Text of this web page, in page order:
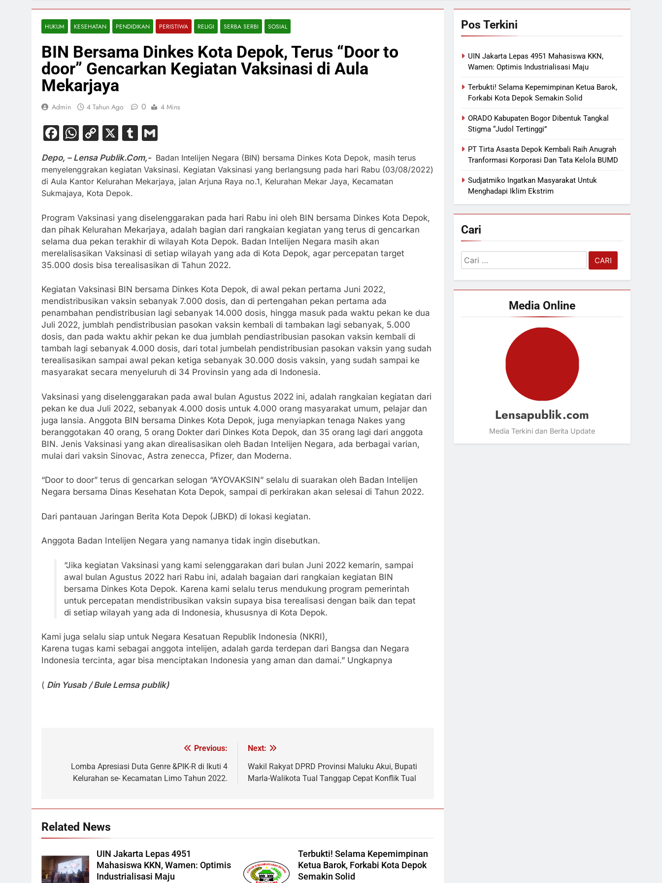
HUKUM KESEHATAN PENDIDIKAN PERISTIWA RELIGI SERBA SERBI SOSIAL
BIN Bersama Dinkes Kota Depok, Terus “Door to
door” Gencarkan Kegiatan Vaksinasi di Aula
Mekarjaya
Admin 4 Tahun Ago 0 4 Mins
Facebook
WhatsApp
Copy
X Tumblr
Depo, – Lensa Publik.Com,- Badan Intelijen Negara (BIN) bersama Dinkes Kota Depok, masih terus
menyelenggrakan kegiatan Vaksinasi. Kegiatan Vaksinasi yang berlangsung pada hari Rabu (03/08/2022)
di Aula Kantor Kelurahan Mekarjaya, jalan Arjuna Raya no.1, Kelurahan Mekar Jaya, Kecamatan
Sukmajaya, Kota Depok.
Program Vaksinasi yang diselenggarakan pada hari Rabu ini oleh BIN bersama Dinkes Kota Depok,
dan pihak Kelurahan Mekarjaya, adalah bagian dari rangkaian kegiatan yang terus di gencarkan
selama dua pekan terakhir di wilayah Kota Depok. Badan Intelijen Negara masih akan
merelalisasikan Vaksinasi di setiap wilayah yang ada di Kota Depok, agar percepatan target
35.000 dosis bisa terealisasikan di Tahun 2022.
Kegiatan Vaksinasi BIN bersama Dinkes Kota Depok, di awal pekan pertama Juni 2022,
mendistribusikan vaksin sebanyak 7.000 dosis, dan di pertengahan pekan pertama ada
penambahan pendistribusian lagi sebanyak 14.000 dosis, hingga masuk pada waktu pekan ke dua
Juli 2022, jumblah pendistribusian pasokan vaksin kembali di tambakan lagi sebanyak, 5.000
dosis, dan pada waktu akhir pekan ke dua jumblah pendiastribusian pasokan vaksin kembali di
tambah lagi sebanyak 4.000 dosis, dari total jumbelah pendistribusian pasokan vaksin yang sudah
terealisasikan sampai awal pekan ketiga sebanyak 30.000 dosis vaksin, yang sudah sampai ke
masyarakat secara menyeluruh di 34 Provinsin yang ada di Indonesia.
Vaksinasi yang diselenggarakan pada awal bulan Agustus 2022 ini, adalah rangkaian kegiatan dari
pekan ke dua Juli 2022, sebanyak 4.000 dosis untuk 4.000 orang masyarakat umum, pelajar dan
juga lansia. Anggota BIN bersama Dinkes Kota Depok, juga menyiapkan tenaga Nakes yang
beranggotakan 40 orang, 5 orang Dokter dari Dinkes Kota Depok, dan 35 orang lagi dari anggota
BIN. Jenis Vaksinasi yang akan direalisasikan oleh Badan Intelijen Negara, ada berbagai varian,
mulai dari vaksin Sinovac, Astra zenecca, Pfizer, dan Moderna.
“Door to door” terus di gencarkan selogan “AYOVAKSIN” selalu di suarakan oleh Badan Intelijen
Negara bersama Dinas Kesehatan Kota Depok, sampai di perkirakan akan selesai di Tahun 2022.
Dari pantauan Jaringan Berita Kota Depok (JBKD) di lokasi kegiatan.
Anggota Badan Intelijen Negara yang namanya tidak ingin disebutkan.
“Jika kegiatan Vaksinasi yang kami selenggarakan dari bulan Juni 2022 kemarin, sampai
awal bulan Agustus 2022 hari Rabu ini, adalah bagaian dari rangkaian kegiatan BIN
bersama Dinkes Kota Depok. Karena kami selalu terus mendukung program pemerintah
untuk percepatan mendistribusikan vaksin supaya bisa terealisasi dengan baik dan tepat
di setiap wilayah yang ada di Indonesia, khususnya di Kota Depok.
Kami juga selalu siap untuk Negara Kesatuan Republik Indonesia (NKRI),
Karena tugas kami sebagai anggota intelijen, adalah garda terdepan dari Bangsa dan Negara
Indonesia tercinta, agar bisa menciptakan Indonesia yang aman dan damai.” Ungkapnya
( Din Yusab / Bule Lemsa publik)
Previous:
Lomba Apresiasi Duta Genre &PIK-R di Ikuti 4
Kelurahan se- Kecamatan Limo Tahun 2022.
Next:
Wakil Rakyat DPRD Provinsi Maluku Akui, Bupati
Marla-Walikota Tual Tanggap Cepat Konflik Tual
Related News
UIN Jakarta Lepas 4951
Mahasiswa KKN, Wamen: Optimis
Industrialisasi Maju
Terbukti! Selama Kepemimpinan
Ketua Barok, Forkabi Kota Depok
Semakin Solid
Pos Terkini
UIN Jakarta Lepas 4951 Mahasiswa KKN,
Wamen: Optimis Industrialisasi Maju
Terbukti! Selama Kepemimpinan Ketua Barok,
Forkabi Kota Depok Semakin Solid
ORADO Kabupaten Bogor Dibentuk Tangkal
Stigma “Judol Tertinggi”
PT Tirta Asasta Depok Kembali Raih Anugrah
Tranformasi Korporasi Dan Tata Kelola BUMD
Sudjatmiko Ingatkan Masyarakat Untuk
Menghadapi Iklim Ekstrim
Cari
Cari
untuk:
Media Online
Lensapublik.com
Media Terkini dan Berita Update